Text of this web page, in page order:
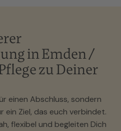
in Emden /
zu Deiner
einen Abschluss, sondern
ein Ziel, das euch verbindet.
flexibel und begleiten Dich